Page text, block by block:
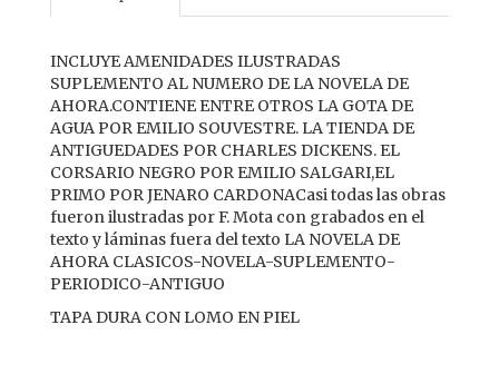
INCLUYE AMENIDADES ILUSTRADAS
SUPLEMENTO AL NUMERO DE LA NOVELA DE
AHORA.CONTIENE ENTRE OTROS LA GOTA DE
AGUA POR EMILIO SOUVESTRE. LA TIENDA DE
ANTIGUEDADES POR CHARLES DICKENS. EL
CORSARIO NEGRO POR EMILIO SALGARI,EL
PRIMO POR JENARO CARDONACasi todas las obras
fueron ilustradas por F. Mota con grabados en el
texto y láminas fuera del texto LA NOVELA DE
AHORA CLASICOS-NOVELA-SUPLEMENTO-
PERIODICO-ANTIGUO
TAPA DURA CON LOMO EN PIEL